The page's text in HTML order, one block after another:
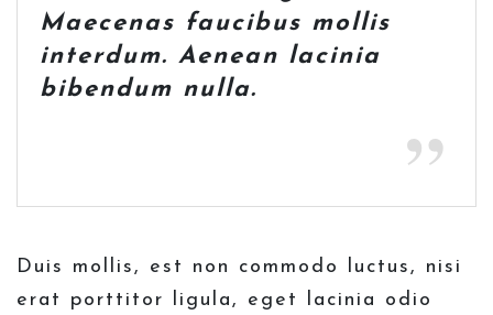
Maecenas faucibus mollis
interdum. Aenean lacinia
bibendum nulla.
Duis mollis, est non commodo luctus, nisi
erat porttitor ligula, eget lacinia odio